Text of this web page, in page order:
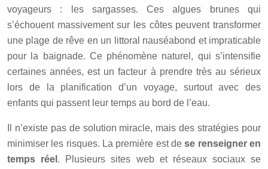
voyageurs : les sargasses. Ces algues brunes qui
s’échouent massivement sur les côtes peuvent transformer
une plage de rêve en un littoral nauséabond et impraticable
pour la baignade. Ce phénomène naturel, qui s’intensifie
certaines années, est un facteur à prendre très au sérieux
lors de la planification d’un voyage, surtout avec des
enfants qui passent leur temps au bord de l’eau.
Il n’existe pas de solution miracle, mais des stratégies pour
minimiser les risques. La première est dese renseigner en
temps réel . Plusieurs sites web et réseaux sociaux se